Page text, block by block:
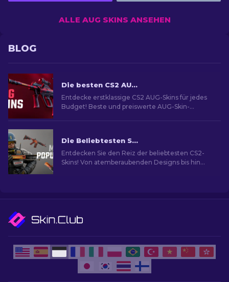
ALLE AUG SKINS ANSEHEN
BLOG
Die besten CS2 AUG Skins in allen Preisklassen [2026]
Entdecke erstklassige CS2 AUG-Skins für jedes
Budget! Beste und preiswerte AUG-Skin-
Die Beliebtesten Skins in CS2
Entdecken Sie den Reiz der beliebtesten CS2-
Skins! Von atemberaubenden Designs bis hin